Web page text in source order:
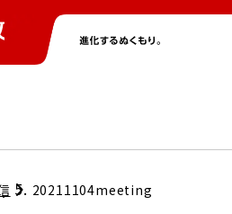
トップ
情報トップ
プィトップ
プ20211104meeting